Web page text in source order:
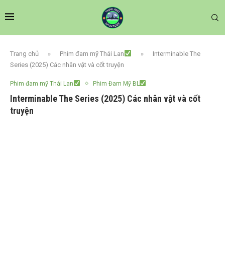
Trang chủ » Phim đam mỹ Thái Lan »
Interminable The
Series (2025) Các nhân vật và cốt truyện
Phim đam mỹ Thái Lan Phim Đam Mỹ BL
Interminable The Series (2025) Các nhân vật và cốt
truyện